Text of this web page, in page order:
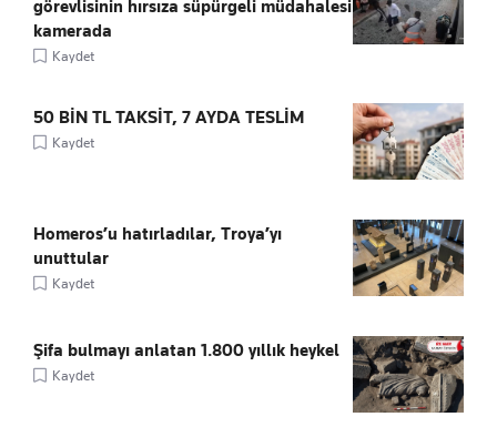
görevlisinin hırsıza süpürgeli müdahalesi
kamerada
Kaydet
50 BİN TL TAKSİT, 7 AYDA TESLİM
Kaydet
Homeros’u hatırladılar, Troya’yı
unuttular
Kaydet
Şifa bulmayı anlatan 1.800 yıllık heykel
Kaydet